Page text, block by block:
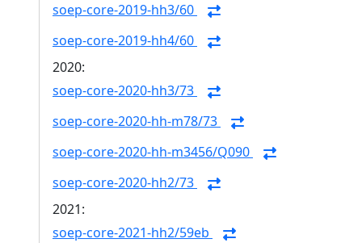
soep-core-2019-hh3/60
soep-core-2019-hh4/60
2020:
soep-core-2020-hh3/73
soep-core-2020-hh-m78/73
soep-core-2020-hh-m3456/Q090
soep-core-2020-hh2/73
2021:
soep-core-2021-hh2/59eb